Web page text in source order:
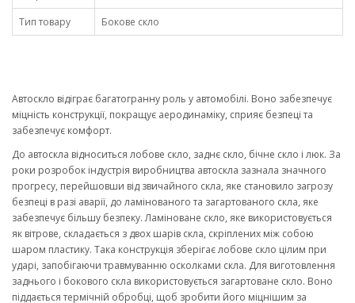
Тип товару
Бокове скло
Автоскло відіграє багатогранну роль у автомобілі. Воно забезпечує
міцність конструкції, покращує аеродинаміку, сприяє безпеці та
забезпечує комфорт.
До автоскла відноситься лобове скло, заднє скло, бічне скло і люк. За
роки розробок індустрія виробництва автоскла зазнала значного
прогресу, перейшовши від звичайного скла, яке становило загрозу
безпеці в разі аварії, до ламінованого та загартованого скла, яке
забезпечує більшу безпеку. Ламіноване скло, яке використовується
як вітрове, складається з двох шарів скла, скріплених між собою
шаром пластику. Така конструкція зберігає лобове скло цілим при
ударі, запобігаючи травмуванню осколками скла. Для виготовлення
заднього і бокового скла використовується загартоване скло. Воно
піддається термічній обробці, щоб зробити його міцнішим за